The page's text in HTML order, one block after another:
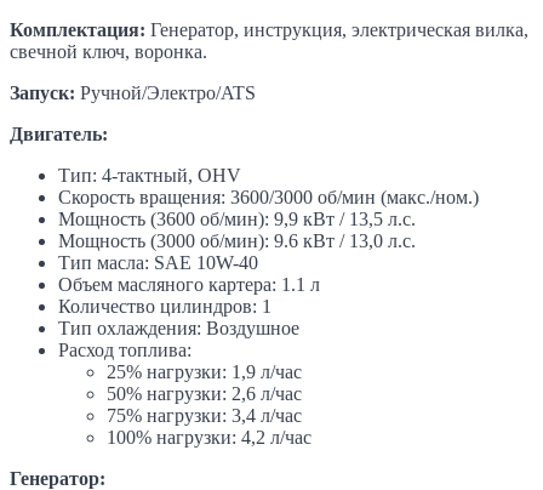
Комплектация: Генератор, инструкция, электрическая вилка,
свечной ключ, воронка.
Запуск: Ручной/Электро/ATS
Двигатель:
Тип: 4-тактный, OHV
Скорость вращения: 3600/3000 об/мин (макс./ном.)
Мощность (3600 об/мин): 9,9 кВт / 13,5 л.с.
Мощность (3000 об/мин): 9.6 кВт / 13,0 л.с.
Тип масла: SAE 10W-40
Объем масляного картера: 1.1 л
Количество цилиндров: 1
Тип охлаждения: Воздушное
Расход топлива:
25% нагрузки: 1,9 л/час
50% нагрузки: 2,6 л/час
75% нагрузки: 3,4 л/час
100% нагрузки: 4,2 л/час
Генератор: